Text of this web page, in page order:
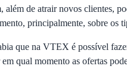
além de atrair novos clientes,
principalmente, sobre os
que na VTEX é possível
em qual momento as ofertas